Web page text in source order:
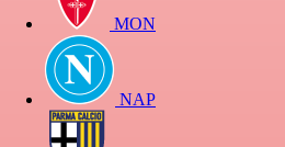
MON
NAP